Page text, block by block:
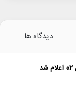
دیدگاه ها